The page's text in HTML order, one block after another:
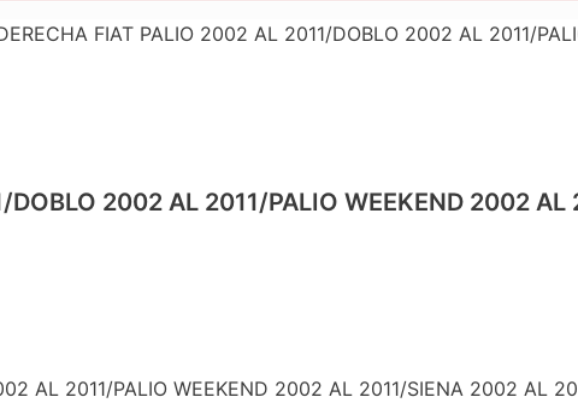
FIAT PALIO 2002 AL 2011/DOBLO 2002 AL 2011/
DOBLO 2002 AL 2011/PALIO WEEKEND 2002
AL 2011/PALIO WEEKEND 2002 AL 2011/SIENA 2002 AL